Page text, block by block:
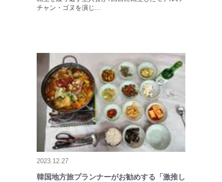
チャン・ゴヌを演じ…
2023.12.27
韓国地方旅プランナーがお勧めする「激推し